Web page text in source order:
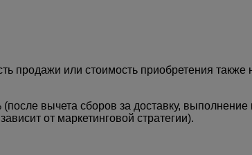
продажи или стоимость приобретения также
вычета сборов за доставку, выполнение
от маркетинговой стратегии).